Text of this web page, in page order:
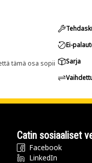
tämä osa sopii
Ei-
Sarja
Catin sosiaaliset
Facebook
LinkedIn